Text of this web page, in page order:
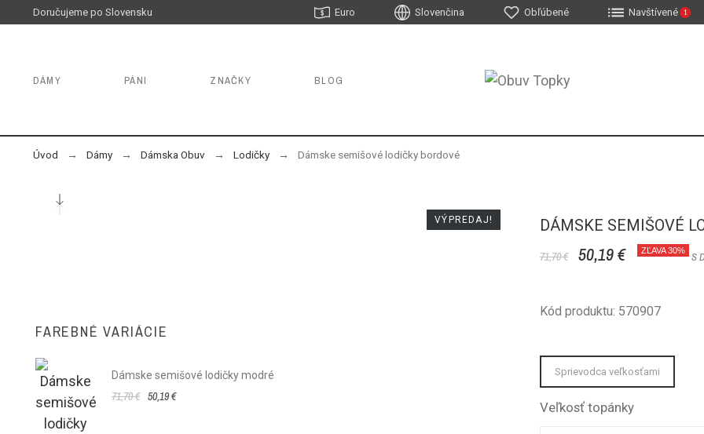
Doručujeme po Slovensku Navštívené 1
Obľúbené
Slovenčina
Euro
DÁMY PÁNI ZNAČKY BLOG
Úvod Dámy Dámska Obuv Lodičky Dámske semišové lodičky bordové
VÝPREDAJ!
FAREBNÉ VARIÁCIE
Dámske semišové lodičky modré
71,70 € 50,19 €
DÁMSKE SEMIŠOVÉ
71,70 € 50,19 € ZĽAVA 30%
S
Kód produktu: 570907
Sprievodca veľkosťami
Veľkosť topánky